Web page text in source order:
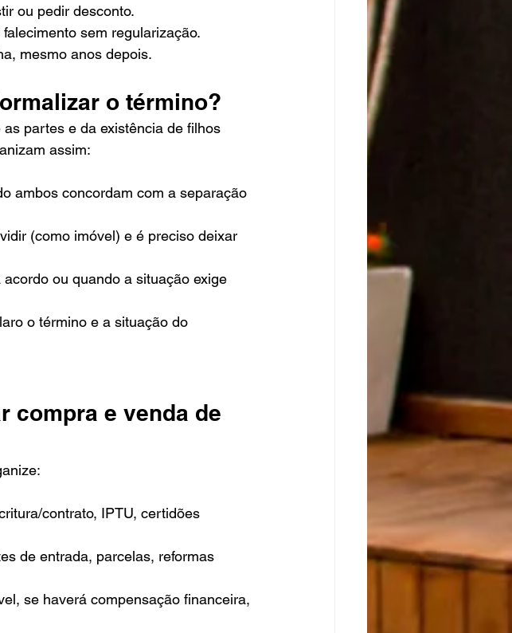
ou pedir desconto.
sem regularização.
mesmo anos depois.
o término?
partes e da existência de filhos
assim:
ambos concordam com a separação
(como imóvel) e é preciso deixar
ou quando a situação exige
o término e a situação do
compra e venda de
contrato, IPTU, certidões
de entrada, parcelas, reformas
se haverá compensação financeira,